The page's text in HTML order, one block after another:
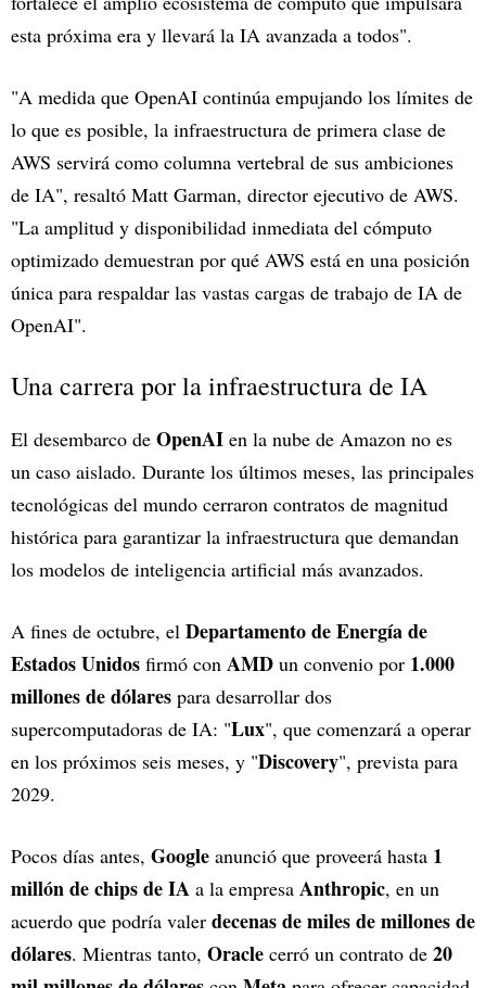
esta próxima era y llevará la IA avanzada a todos".
"A medida que OpenAI continúa empujando los límites de
lo que es posible, la infraestructura de primera clase de
AWS servirá como columna vertebral de sus ambiciones
de IA", resaltó Matt Garman, director ejecutivo de AWS.
"La amplitud y disponibilidad inmediata del cómputo
optimizado demuestran por qué AWS está en una posición
única para respaldar las vastas cargas de trabajo de IA de
OpenAI".
Una carrera por la infraestructura de IA
El desembarco de OpenAI en la nube de Amazon no es
un caso aislado. Durante los últimos meses, las principales
tecnológicas del mundo cerraron contratos de magnitud
histórica para garantizar la infraestructura que demandan
los modelos de inteligencia artificial más avanzados.
A fines de octubre, el Departamento de Energía de
Estados Unidos firmó con AMD un convenio por 1.000
millones de dólares para desarrollar dos
supercomputadoras de IA: "Lux", que comenzará a operar
en los próximos seis meses, y "Discovery", prevista para
2029.
Pocos días antes, Google anunció que proveerá hasta 1
millón de chips de IA a la empresa Anthropic, en un
acuerdo que podría valer decenas de miles de millones de
dólares. Mientras tanto, Oracle cerró un contrato de 20